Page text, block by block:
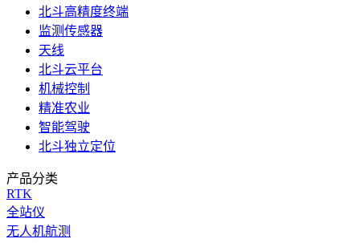
北斗高精度终端
监测传感器
天线
北斗云平台
机械控制
精准农业
智能驾驶
北斗独立定位
产品分类
RTK
全站仪
无人机航测